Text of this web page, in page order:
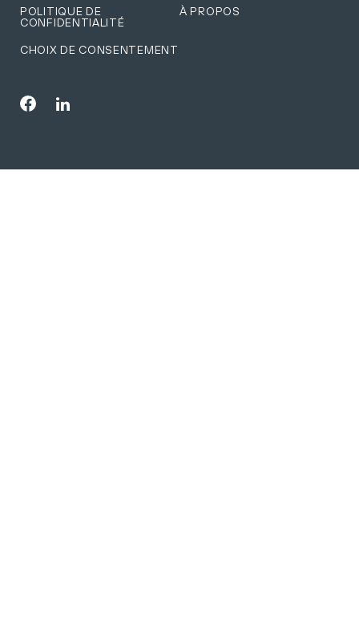
POLITIQUE DE
CONFIDENTIALITÉ
À PROPOS
CHOIX DE CONSENTEMENT